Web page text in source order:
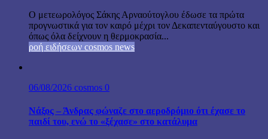
Ο μετεωρολόγος Σάκης Αρναούτογλου έδωσε τα πρώτα
προγνωστικά για τον καιρό μέχρι τον Δεκαπενταύγουστο και
όπως όλα δείχνουν η θερμοκρασία...
ροή ειδήσεων cosmos news
06/08/2026 cosmos 0
Νάξος – Άνδρας φώναζε στο αεροδρόμιο ότι έχασε το
παιδί του, ενώ το «ξέχασε» στο κατάλυμα